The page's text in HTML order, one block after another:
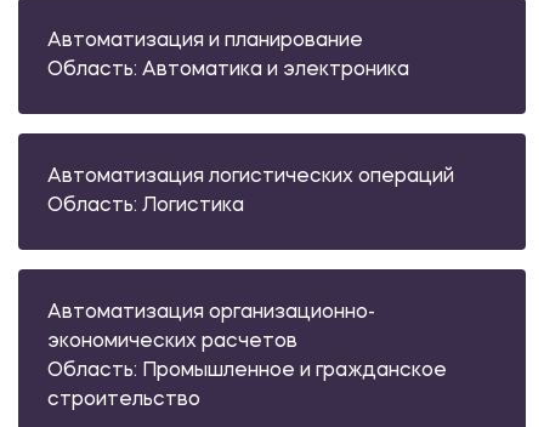
Автоматизация и планирование
Область: Автоматика и электроника
Автоматизация логистических операций
Область: Логистика
Автоматизация организационно-
экономических расчетов
Область: Промышленное и гражданское
строительство